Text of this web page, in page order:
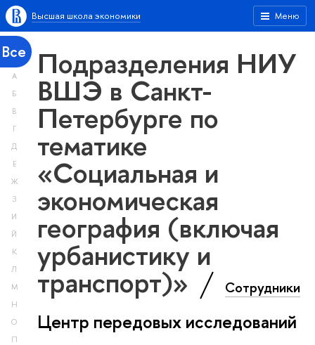
Меню
Высшая школа экономики
Все
А
Б
В
Г
Д
Е
Ж
З
И
Й
К
Л
М
Н
О
П
Подразделения НИУ
ВШЭ в Санкт-
Петербурге по
тематике
«Социальная и
экономическая
география (включая
урбанистику и
транспорт)» Сотрудники
Центр передовых исследований